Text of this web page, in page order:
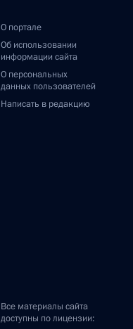
О портале
Об использовании
информации сайта
О персональных
данных пользователей
Написать в редакцию
Все материалы сайта
доступны по лицензии: